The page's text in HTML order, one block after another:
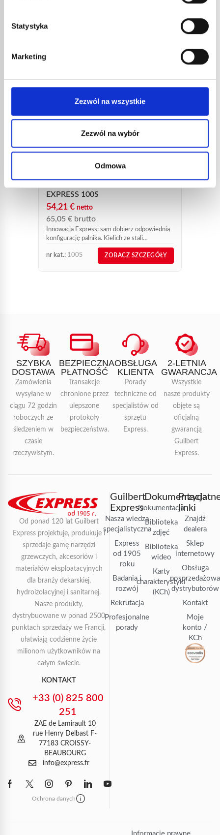
Statystyka
Marketing
Zezwól na wszystkie
Zezwól na wybór
Odmowa
EXPRESS 100S
54,21 € netto
65,05 € brutto
Innowacja Express: sam dobierz odpowiednią
konfigurację palnika. Kielich ze stali
nierdzewnej do palnika dekarskiego o
wysokiej mocy.
nr kat.: 100S ZOBACZ SZCZEGÓŁY
SZYBKA
DOSTAWA
Zamówienia
wysyłane w
ciągu 72 godzin
roboczych ze
śledzeniem w
czasie
rzeczywistym.
BEZPIECZNA
PŁATNOŚĆ
Transakcje
chronione przez
ulepszone
protokoły
bezpieczeństwa.
OBSŁUGA
KLIENTA
Porady
techniczne od
specjalistów od
sprzętu
Express.
2-LETNIA
GWARANCJA
Wszystkie
nasze produkty
objęte są
oficjalną
gwarancją
Guilbert
Express.
Od ponad 120 lat Guilbert
Express projektuje, produkuje i
sprzedaje gamę narzędzi
grzewczych, akcesoriów i
materiałów eksploatacyjnych
dla branży dekarskiej,
hydroizolacyjnej i sanitarnej.
Nasze produkty,
dystrybuowane w ponad 2500
punktach sprzedaży we Francji,
ułatwiają codzienne życie
milionom użytkowników na
całym świecie.
KONTAKT
+33 (0) 825 800
251
ZAE de Lamirault 10
rue Henry Delbast F-
77183 CROISSY-
BEAUBOURG
info@express.fr
Ochrona danych
Guilbert
Express
Nasza wiedza
specjalistyczna
Express
od 1905
roku
Badania i
rozwój
Rekrutacja
Profesjonalne
porady
Dokumentacja
Dokumentacja
Biblioteka
zdjęć
Biblioteka
wideo
Karty
charakterystyki
(KCh)
linki
Znajdź
dealera
Sklep
internetowy
Obsługa
posprzedażowa
dystrybutorów
Kontakt
Moje
konto /
KCh